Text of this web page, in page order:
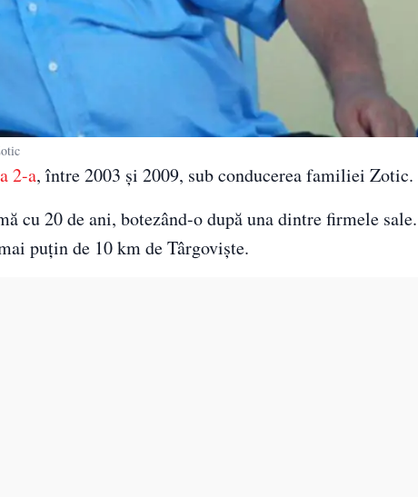
2-a, între 2003 şi 2009, sub conducerea familiei Zotic.
cu 20 de ani, botezând-o după una dintre firmele sale.
puţin de 10 km de Târgovişte.